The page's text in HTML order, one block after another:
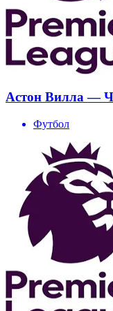
Астон Вилла —
Футбол